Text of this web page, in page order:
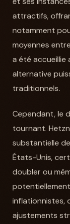
attractifs,
notamment
moyennes
a été accueillie
alternative
traditionnels.
Cependant, le
tournant.
substantielle
États-Unis,
doubler ou
inflationnistes,
ajustements